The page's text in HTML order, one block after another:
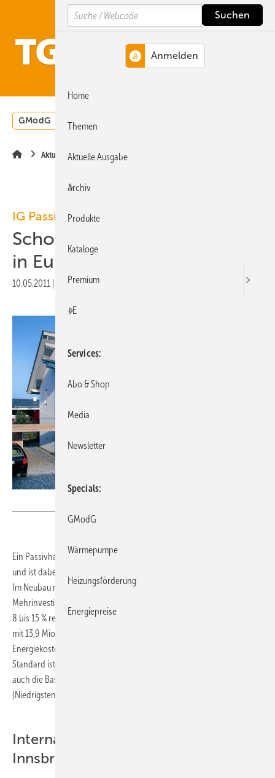
Hauptinhalt
Hauptmenü
SiteSearch
GModG Wärmepumpe
Aktuelle Meldung
IG Passivhaus Deutschland
Schon 32.000 Passivhäuser
in Europa
10.05.2011 Druckvorschau
Ein Passivhaus spart 80 bis 95 % an Energie und CO
und ist dabei kaum teurer als ein konventionell errichtetes Gebäude.
Im Neubau muss man laut
IG Passivhaus Deutschland
Mehrinvestitionen von etwa 2 bis 5 % und bei Altbausanierungen von
8 bis 15 % rechnen. Europaweit gibt es bereits 32.000 Passivhäuser
mit 13,9 Mio. m
Energiekosten und 200.000 t/a CO
Standard ist Trendsetter für energieeffizientes Bauen und beschreibt
auch die Basis des „Nearly zero energy buildings“
(Niedrigstenergiegebäude der EU-Gebäuderichtlinie).
Internationale Passivhaustagung in
Innsbruck
Search
Home
Themen
Aktuelle Ausgabe
Archiv
Produkte
Kataloge
Premium
+E
Services
Abo & Shop
Media
Newsletter
Specials
GModG
Wärmepumpe
Heizungsförderung
Energiepreise